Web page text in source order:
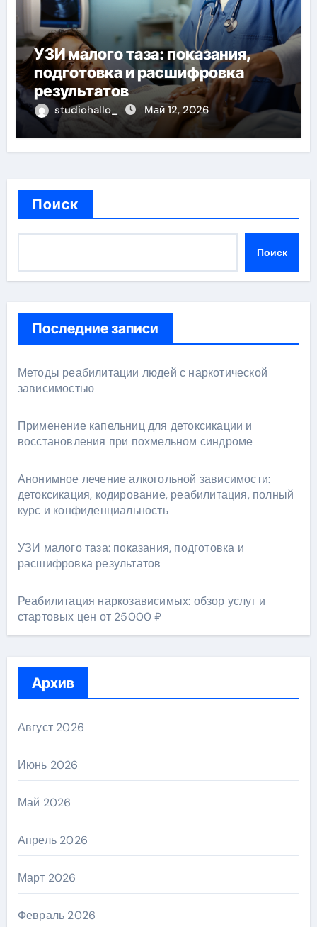
УЗИ малого таза: показания,
подготовка и расшифровка
результатов
studiohallo_ Май 12, 2026
Поиск
Поиск
Последние записи
Методы реабилитации людей с наркотической
зависимостью
Применение капельниц для детоксикации и
восстановления при похмельном синдроме
Анонимное лечение алкогольной зависимости:
детоксикация, кодирование, реабилитация, полный
курс и конфиденциальность
УЗИ малого таза: показания, подготовка и
расшифровка результатов
Реабилитация наркозависимых: обзор услуг и
стартовых цен от 25000 ₽
Архив
Август 2026
Июнь 2026
Май 2026
Апрель 2026
Март 2026
Февраль 2026